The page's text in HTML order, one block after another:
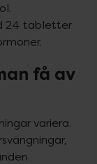
24 tabletter
få av
variera.